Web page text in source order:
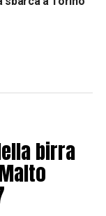
birra